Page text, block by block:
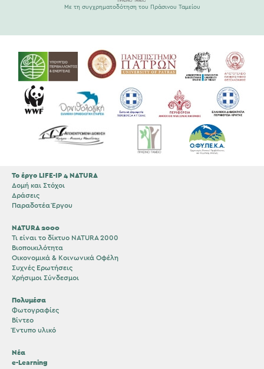
Με τη συγχρηματοδότηση του Πράσινου Ταμείου
Το έργο LIFE-IP 4 NATURA
Δομή και Στόχοι
Δράσεις
Παραδοτέα Έργου
NATURA 2000
Τι είναι το δίκτυο NATURA 2000
Βιοποικιλότητα
Οικονομικά & Κοινωνικά Οφέλη
Συχνές Ερωτήσεις
Χρήσιμοι Σύνδεσμοι
Πολυμέσα
Φωτογραφίες
Βίντεο
Έντυπο υλικό
Νέα
e-Learning